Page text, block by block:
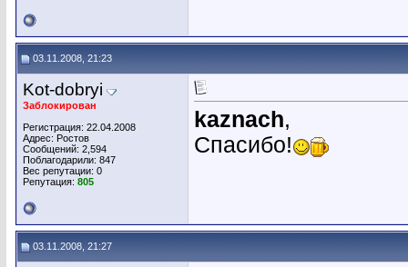
03.11.2008, 21:23
Kot-dobryi
Заблокирован
Регистрация: 22.04.2008
Адрес: Ростов
Сообщений: 2,594
Поблагодарили: 847
Вес репутации: 0
Репутация: 805
kaznach,
Спасибо!
03.11.2008, 21:27